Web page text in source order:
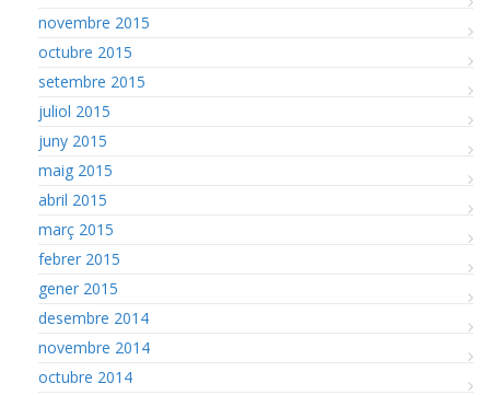
novembre 2015
octubre 2015
setembre 2015
juliol 2015
juny 2015
maig 2015
abril 2015
març 2015
febrer 2015
gener 2015
desembre 2014
novembre 2014
octubre 2014